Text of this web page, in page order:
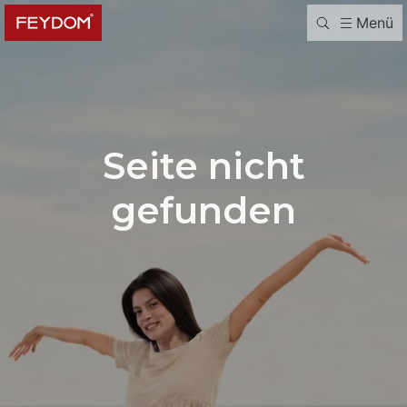
Menü
Seite nicht
gefunden